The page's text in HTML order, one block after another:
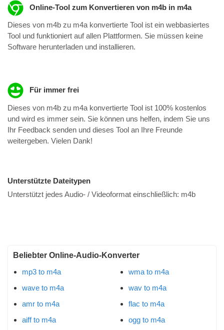
Online-Tool zum Konvertieren von m4b in m4a
Dieses von m4b zu m4a konvertierte Tool ist ein webbasiertes
Tool und funktioniert auf allen Plattformen. Sie müssen keine
Software herunterladen und installieren.
Für immer frei
Dieses von m4b zu m4a konvertierte Tool ist 100% kostenlos
und wird es immer sein. Sie können uns helfen, indem Sie uns
Ihr Feedback senden und dieses Tool an Ihre Freunde
weitergeben. Vielen Dank!
Unterstützte Dateitypen
Unterstützt jedes Audio- / Videoformat einschließlich: m4b
Beliebter Online-Audio-Konverter
mp3 to m4a
wave to m4a
amr to m4a
aiff to m4a
wma to m4a
wav to m4a
flac to m4a
ogg to m4a